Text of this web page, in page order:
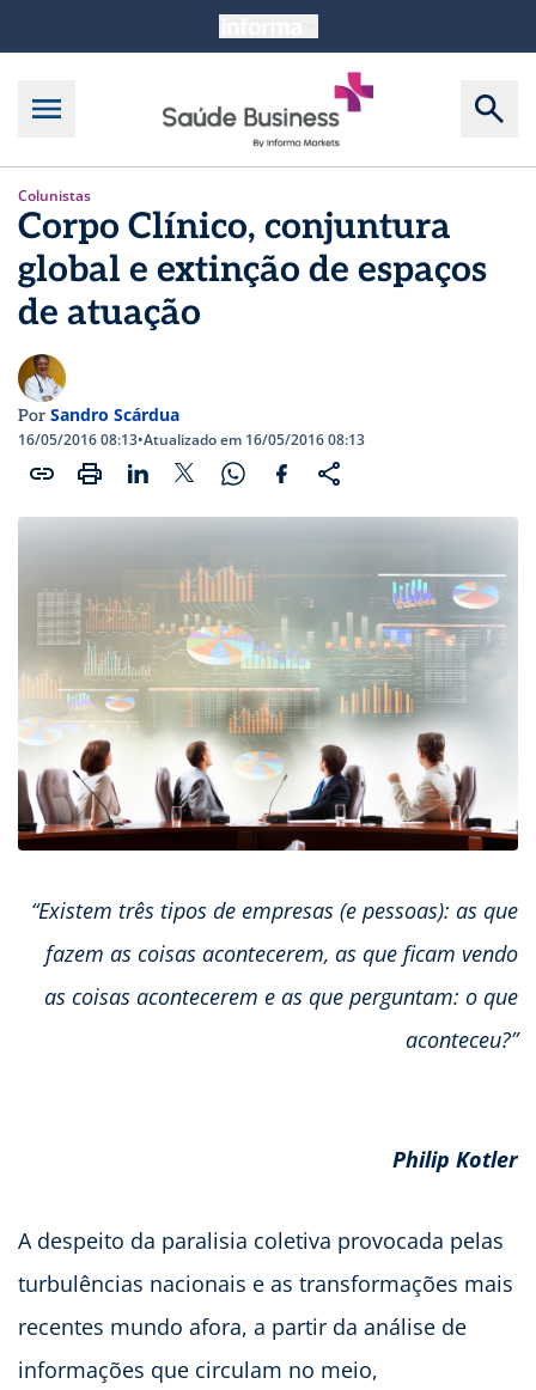
Colunistas
Corpo Clínico, conjuntura
global e extinção de espaços
de atuação
Por Sandro Scárdua
16/05/2016 08:13•Atualizado em 16/05/2016 08:13
“Existem três tipos de empresas (e pessoas): as que
fazem as coisas acontecerem, as que ficam vendo
as coisas acontecerem e as que perguntam: o que
aconteceu?”
Philip Kotler
A despeito da paralisia coletiva provocada pelas
turbulências nacionais e as transformações mais
recentes mundo afora, a partir da análise de
informações que circulam no meio,